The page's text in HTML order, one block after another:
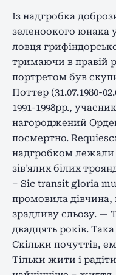
Із надгробка
зеленоокого юнака
ловця
тримаючи в правій
портретом був
Поттер (31.07.1980-
1991-1998рр.,
нагороджений
посмертно.
надгробком лежали
зів’ялих білих
– Sic transit gloria
промовила
зрадливу сльозу. —
двадцять років.
Скільки почуттів,
Тільки жити і